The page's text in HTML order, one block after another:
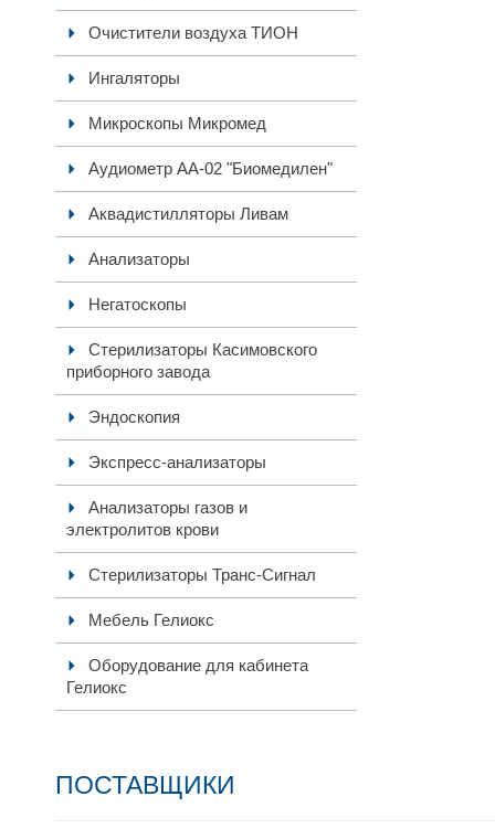
Очистители воздуха ТИОН
Ингаляторы
Микроскопы Микромед
Аудиометр АА-02 "Биомедилен"
Аквадистилляторы Ливам
Анализаторы
Негатоскопы
Стерилизаторы Касимовского
приборного завода
Эндоскопия
Экспресс-анализаторы
Анализаторы газов и
электролитов крови
Стерилизаторы Транс-Сигнал
Мебель Гелиокс
Оборудование для кабинета
Гелиокс
ПОСТАВЩИКИ